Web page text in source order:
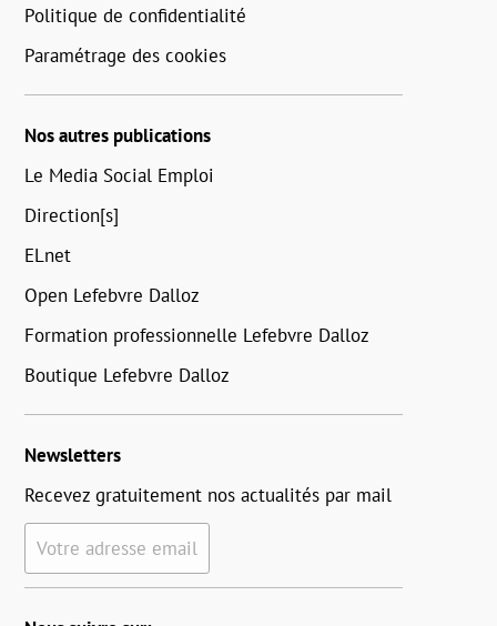
Politique de confidentialité
Paramétrage des cookies
Nos autres publications
Le Media Social Emploi
Direction[s]
ELnet
Open Lefebvre Dalloz
Formation professionnelle Lefebvre Dalloz
Boutique Lefebvre Dalloz
Newsletters
Recevez gratuitement nos actualités par mail
Votre adresse email